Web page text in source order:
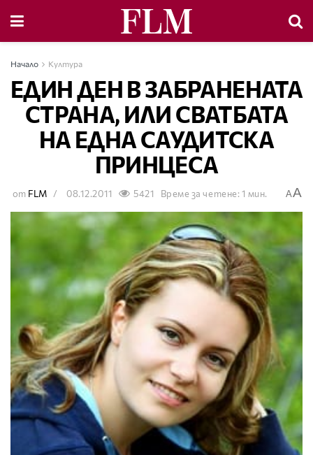
Начало Култура
ЕДИН ДЕН В ЗАБРАНЕНАТА
СТРАНА, ИЛИ СВАТБАТА
НА ЕДНА САУДИТСКА
ПРИНЦЕСА
от FLM 08.12.2011 5421 Време за четене: 1 мин. AA